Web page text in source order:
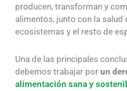
producen, transforman y
alimentos, junto con la salud
ecosistemas y el resto de
Una de las principales
debemos trabajar por un
alimentación sana y